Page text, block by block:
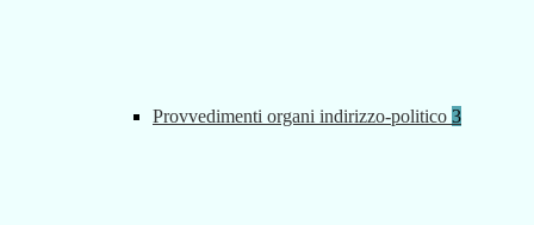
Provvedimenti organi indirizzo-politico 3